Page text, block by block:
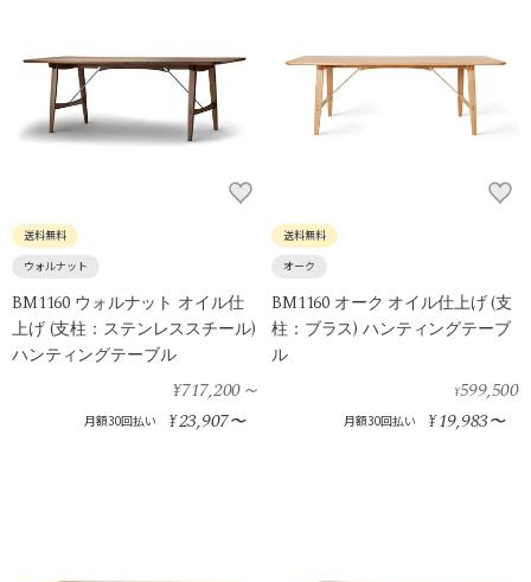
送料無料
ウォルナット
BM1160 ウォルナット オイル仕
上げ (支柱：ステンレススチール)
ハンティングテーブル
¥717,200～
月額30回払い ¥23,907〜
送料無料
オーク
BM1160 オーク オイル仕上げ (支
柱：ブラス) ハンティングテーブ
ル
¥599,500
月額30回払い ¥19,983〜